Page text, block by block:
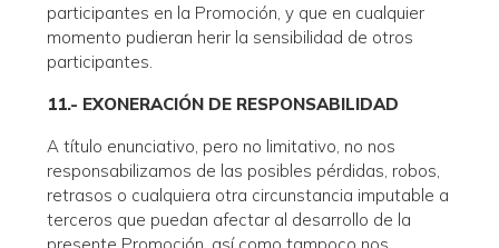
participantes en la Promoción, y que en cualquier
momento pudieran herir la sensibilidad de otros
participantes.
11.- EXONERACIÓN DE RESPONSABILIDAD
A título enunciativo, pero no limitativo, no nos
responsabilizamos de las posibles pérdidas, robos,
retrasos o cualquiera otra circunstancia imputable a
terceros que puedan afectar al desarrollo de la